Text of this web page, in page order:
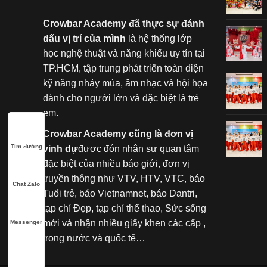
Crowbar Academy đã thực sự đánh
dấu vị trí của mình là hệ thống lớp
học nghệ thuật và năng khiếu uy tín tại
TP.HCM, tập trung phát triển toàn diện
kỹ năng nhảy múa, âm nhạc và hội họa
dành cho người lớn và đặc biệt là trẻ
em.
Crowbar Academy cũng là đơn vị
vinh dựđược đón nhận sự quan tâm
đặc biệt của nhiều báo giới, đơn vị
truyền thông như VTV, HTV, VTC, báo
Tuổi trẻ, báo Vietnamnet, báo Dantri,
tạp chí Đẹp, tạp chí thể thao, Sức sống
mới và nhận nhiều giấy khen các cấp ,
trong nước và quốc tế…
Tìm đường
Chat Zalo
Messenger